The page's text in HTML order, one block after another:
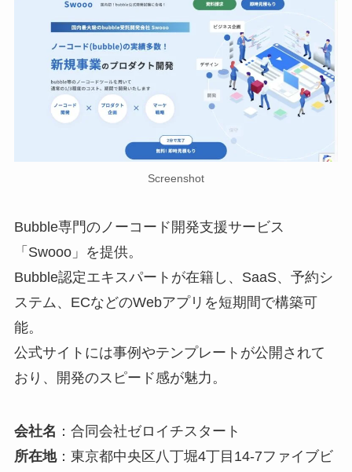
Screenshot
Bubble専門のノーコード開発支援サービス
「Swooo」を提供。
Bubble認定エキスパートが在籍し、SaaS、予約シ
ステム、ECなどのWebアプリを短期間で構築可
能。
公式サイトには事例やテンプレートが公開されて
おり、開発のスピード感が魅力。
会社名 ：合同会社ゼロイチスタート
所在地：東京都中央区八丁堀4丁目14-7ファイブビ